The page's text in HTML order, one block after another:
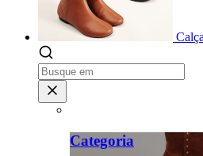
Categoria